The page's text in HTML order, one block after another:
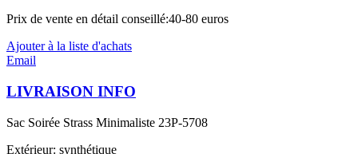
Prix de vente en détail conseillé:40-80 euros
Ajouter à la liste d'achats
Email
LIVRAISON INFO
Sac Soirée Strass Minimaliste 23P-5708
Extérieur: synthétique